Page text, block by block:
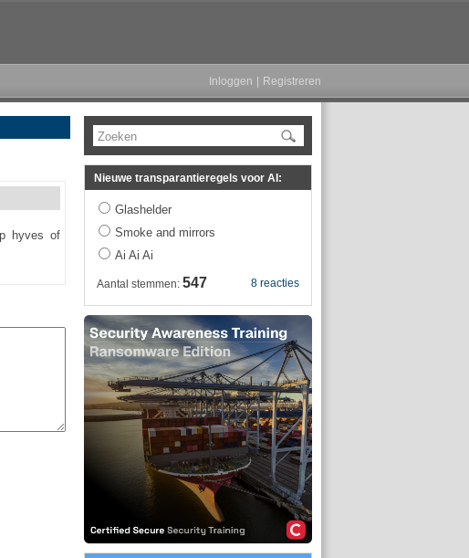
Inloggen Registreren
hyves of
Zoeken
Nieuwe transparantieregels voor AI:
Glashelder
Smoke and mirrors
Ai Ai Ai
8 reacties
Aantal stemmen: 547